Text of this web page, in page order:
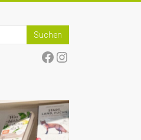
Facebook
Instagram